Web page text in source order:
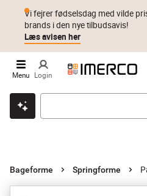
Klik & hent Byt i 1 år Prismatch
Vi fejrer fødselsdag med vilde
brands i den nye tilbudsavis!
Læs avisen her
Menu Login
Bageforme Springforme